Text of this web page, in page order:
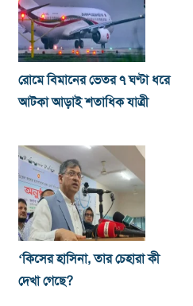
রোমে বিমানের ভেতর ৭ ঘণ্টা ধরে
আটকা আড়াই শতাধিক যাত্রী
‘কিসের হাসিনা, তার চেহারা কী
দেখা গেছে?